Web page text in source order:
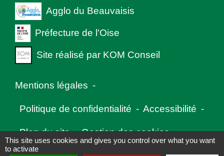
Agglo du Beauvaisis
Préfecture de l'Oise
Site réalisé par KOM Conseil
Mentions légales -
Politique de confidentialité - Accessibilité -
Plan du site - Gestion des cookies
This site uses cookies and gives you control over what you want
to activate